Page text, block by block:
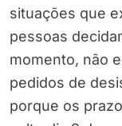
situações que
pessoas
momento, não
pedidos de
porque os